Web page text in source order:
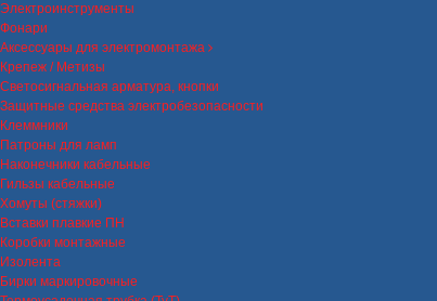
Электроинструменты
Фонари
Аксессуары для электромонтажа
Крепеж / Метизы
Светосигнальная арматура, кнопки
Защитные средства электробезопасности
Клеммники
Патроны для ламп
Наконечники кабельные
Гильзы кабельные
Хомуты (стяжки)
Вставки плавкие ПН
Коробки монтажные
Изолента
Бирки маркировочные